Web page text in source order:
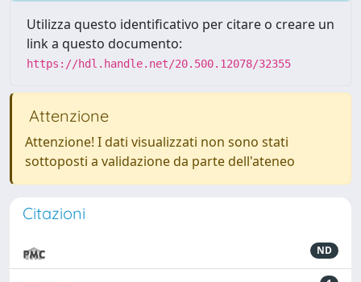
Utilizza questo identificativo per citare o creare un
link a questo documento:
https://hdl.handle.net/20.500.12078/32355
Attenzione
Attenzione! I dati visualizzati non sono stati
sottoposti a validazione da parte dell'ateneo
Citazioni
ND